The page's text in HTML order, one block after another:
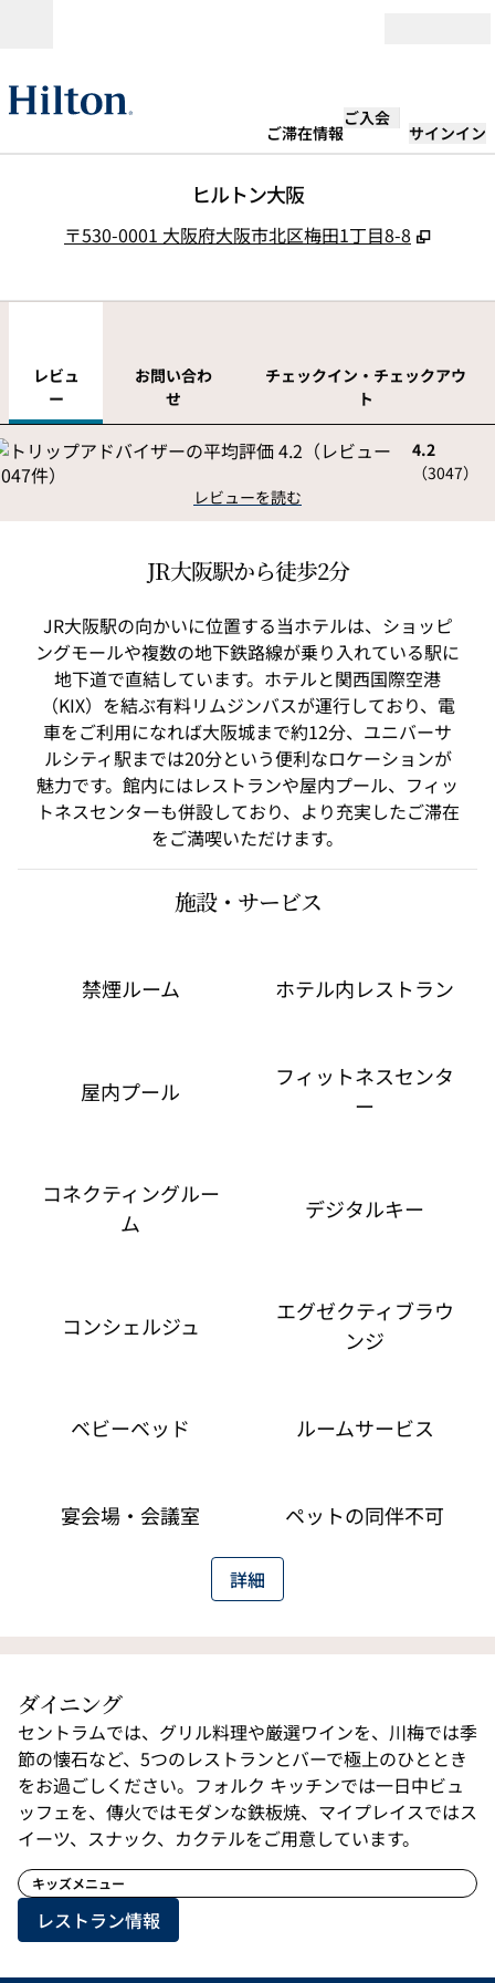
ご滞在情報
ご入会
サインイン
ヒルトン大阪
〒530-0001 大阪府大阪市北区梅田1丁目8-8 ,
レビュ
ー
お問い合わ
せ
お問い合わせ チェックイン・チェックアウ
ト
4.2
（3047）
レビューを読む
JR大阪駅から徒歩2分
JR大阪駅の向かいに位置する当ホテルは、ショッピ
ングモールや複数の地下鉄路線が乗り入れている駅に
地下道で直結しています。ホテルと関西国際空港
（KIX）を結ぶ有料リムジンバスが運行しており、電
車をご利用になれば大阪城まで約12分、ユニバーサ
ルシティ駅までは20分という便利なロケーションが
魅力です。館内にはレストランや屋内プール、フィッ
トネスセンターも併設しており、より充実したご滞在
をご満喫いただけます。
施設・サービス
禁煙ルーム ホテル内レストラン
屋内プール
フィットネスセンタ
ー
コネクティングルー
ム
デジタルキー
コンシェルジュ
エグゼクティブラウ
ンジ
ベビーベッド ルームサービス
宴会場・会議室 ペットの同伴不可
詳細
ダイニング
セントラムでは、グリル料理や厳選ワインを、川梅では季
節の懐石など、5つのレストランとバーで極上のひととき
をお過ごしください。フォルク キッチンでは一日中ビュ
ッフェを、傳火ではモダンな鉄板焼、マイプレイスではス
イーツ、スナック、カクテルをご用意しています。
キッズメニュー
レストラン情報